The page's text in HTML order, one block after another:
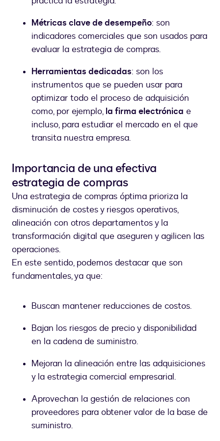
Métricas clave de desempeño: son
indicadores comerciales que son usados para
evaluar la estrategia de compras.
Herramientas dedicadas: son los
instrumentos que se pueden usar para
optimizar todo el proceso de adquisición
como, por ejemplo, la firma electrónica e
incluso, para estudiar el mercado en el que
transita nuestra empresa.
Importancia de una efectiva
estrategia de compras
Una estrategia de compras óptima prioriza la
disminución de costes y riesgos operativos,
alineación con otros departamentos y la
transformación digital que aseguren y agilicen las
operaciones.
En este sentido, podemos destacar que son
fundamentales, ya que:
Buscan mantener reducciones de costos.
Bajan los riesgos de precio y disponibilidad
en la cadena de suministro.
Mejoran la alineación entre las adquisiciones
y la estrategia comercial empresarial.
Aprovechan la gestión de relaciones con
proveedores para obtener valor de la base de
suministro.